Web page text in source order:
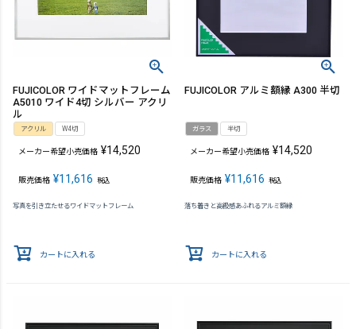
FUJICOLOR ワイドマットフレーム
A5010 ワイド4切 シルバー アクリ
ル
アクリル W4切
メーカー希望小売価格 ¥14,520
販売価格 ¥11,616 税込
写真を引き立たせるワイドマットフレーム
カートに入れる
FUJICOLOR アルミ額縁 A300 半切
ガラス 半切
メーカー希望小売価格 ¥14,520
販売価格 ¥11,616 税込
落ち着きと高級感あふれるアルミ額縁
カートに入れる